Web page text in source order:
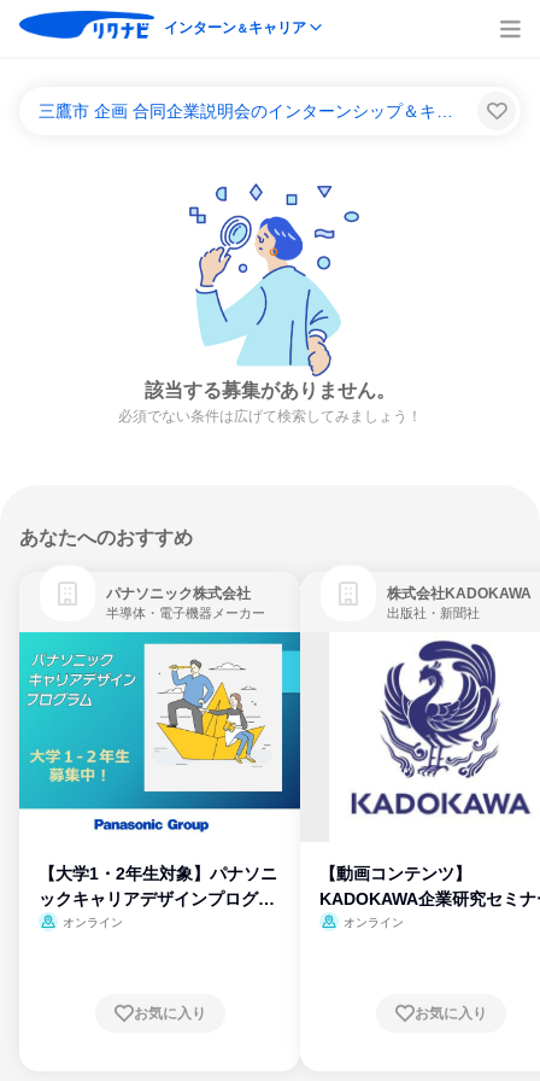
インターン＆キャリア
該当する募集がありません。
必須でない条件は広げて検索してみましょう！
あなたへのおすすめ
パナソニック株式会社
半導体・電子機器メーカー
【大学1・2年生対象】パナソニ
ックキャリアデザインプログラ
ム
オンライン
お気に入り
株式会社KADOKAWA
出版社・新聞社
【動画コンテンツ】
KADOKAWA企業研究セミナ
オンライン
お気に入り